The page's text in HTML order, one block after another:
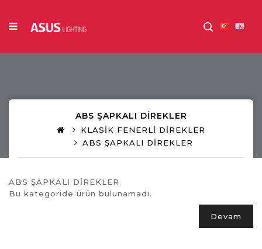
ABS ŞAPKALI DİREKLER
KLASİK FENERLİ DİREKLER
ABS ŞAPKALI DİREKLER
ABS ŞAPKALI DİREKLER
Bu kategoride ürün bulunamadı.
Devam